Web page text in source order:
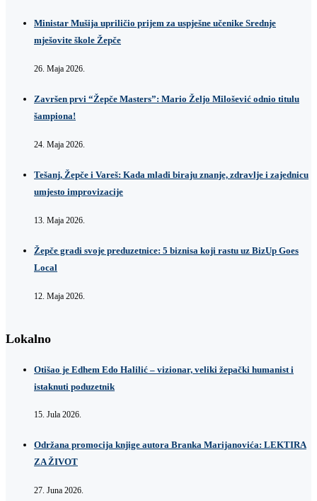
Ministar Mušija upriličio prijem za uspješne učenike Srednje
mješovite škole Žepče
26. Maja 2026.
Završen prvi “Žepče Masters”: Mario Željo Milošević odnio titulu
šampiona!
24. Maja 2026.
Tešanj, Žepče i Vareš: Kada mladi biraju znanje, zdravlje i zajednicu
umjesto improvizacije
13. Maja 2026.
Žepče gradi svoje preduzetnice: 5 biznisa koji rastu uz BizUp Goes
Local
12. Maja 2026.
Lokalno
Otišao je Edhem Edo Halilić – vizionar, veliki žepački humanist i
istaknuti poduzetnik
15. Jula 2026.
Održana promocija knjige autora Branka Marijanovića: LEKTIRA
ZA ŽIVOT
27. Juna 2026.